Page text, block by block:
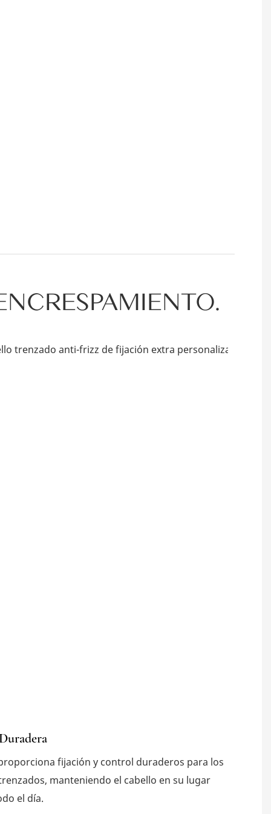
fijación y control duraderos para los
manteniendo el cabello en su lugar
el día.